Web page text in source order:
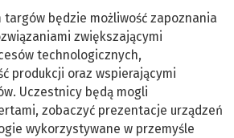
będzie możliwość zapoznania
zwiększającymi
technologicznych,
produkcji oraz wspierającymi
Uczestnicy będą mogli
zobaczyć prezentacje urządzeń
wykorzystywane w przemyśle